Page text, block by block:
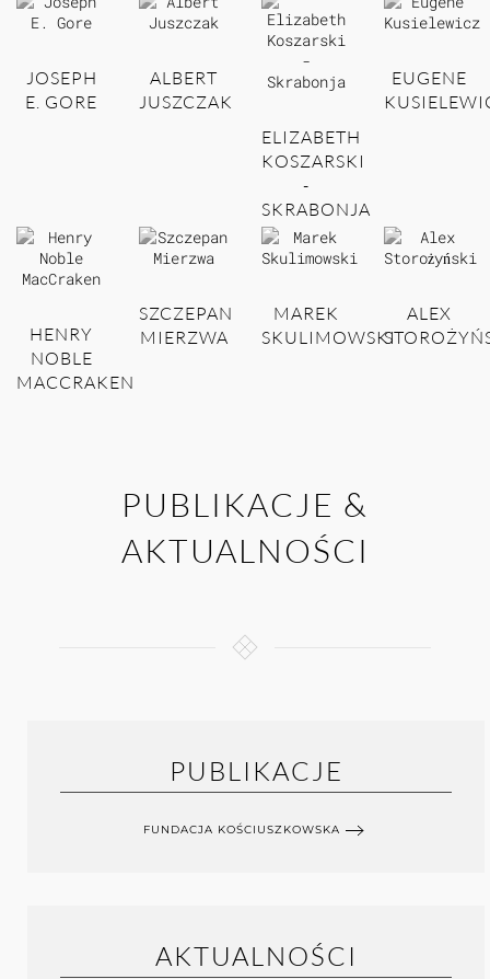
JOSEPH
E. GORE
ALBERT
JUSZCZAK
ELIZABETH
KOSZARSKI
-
SKRABONJA
EUGENE
HENRY
NOBLE
MACCRAKEN
SZCZEPAN
MIERZWA
MAREK
SKULIMOWSKI
ALEX
PUBLIKACJE &
AKTUALNOŚCI
PUBLIKACJE
FUNDACJA KOŚCIUSZKOWSKA
AKTUALNOŚCI